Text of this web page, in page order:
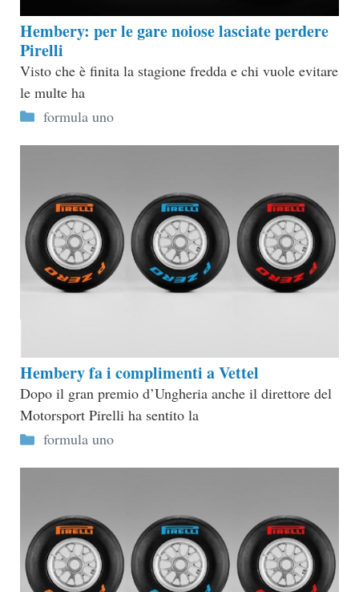
Hembery: per le gare noiose lasciate perdere
Pirelli
Visto che è finita la stagione fredda e chi vuole evitare
le multe ha
Categorie
formula uno
Hembery fa i complimenti a Vettel
Dopo il gran premio d’Ungheria anche il direttore del
Motorsport Pirelli ha sentito la
Categorie
formula uno